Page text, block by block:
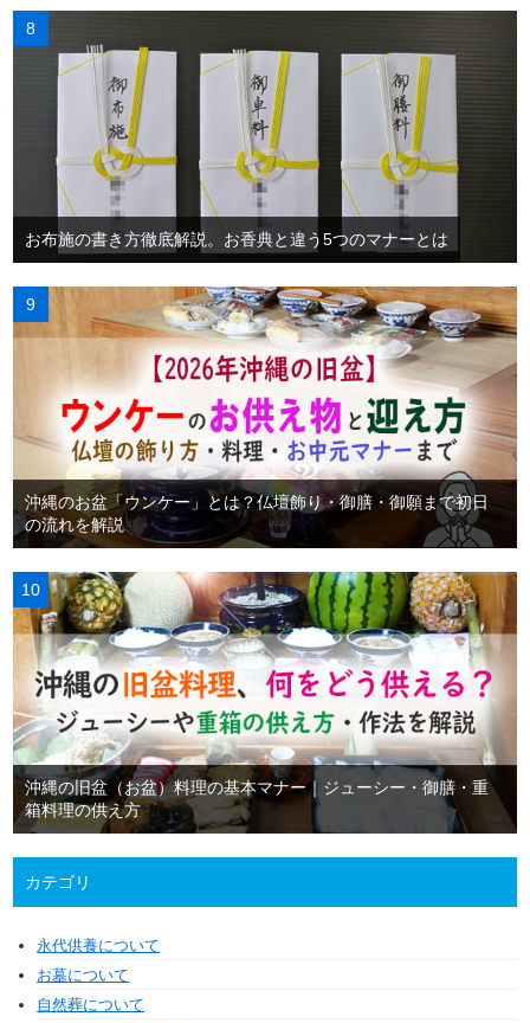
お布施の書き方徹底解説。お香典と違う5つのマナーとは
沖縄のお盆「ウンケー」とは？仏壇飾り・御膳・御願まで初日
の流れを解説
沖縄の旧盆（お盆）料理の基本マナー｜ジューシー・御膳・重
箱料理の供え方
カテゴリ
永代供養について
お墓について
自然葬について